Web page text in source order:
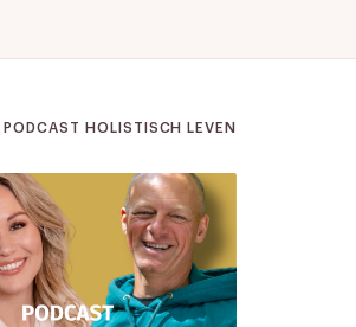
PODCAST HOLISTISCH LEVEN